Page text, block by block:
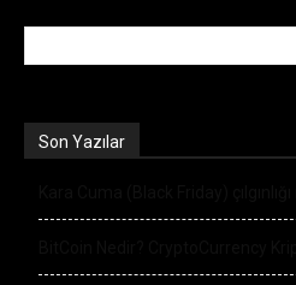
Son Yazılar